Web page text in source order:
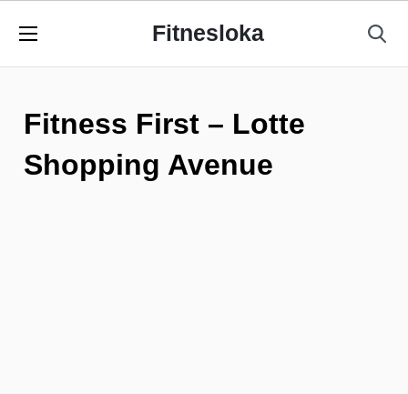
Fitnesloka
Fitness First – Lotte
Shopping Avenue